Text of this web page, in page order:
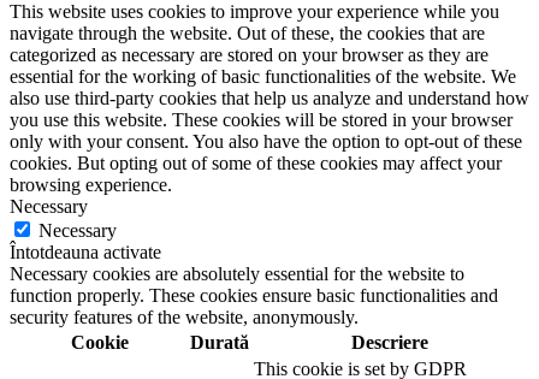
This website uses cookies to improve your experience while you
navigate through the website. Out of these, the cookies that are
categorized as necessary are stored on your browser as they are
essential for the working of basic functionalities of the website. We
also use third-party cookies that help us analyze and understand how
you use this website. These cookies will be stored in your browser
only with your consent. You also have the option to opt-out of these
cookies. But opting out of some of these cookies may affect your
browsing experience.
Necessary
Necessary
Întotdeauna activate
Necessary cookies are absolutely essential for the website to
function properly. These cookies ensure basic functionalities and
security features of the website, anonymously.
Cookie
Durată Descriere
This cookie is set by GDPR